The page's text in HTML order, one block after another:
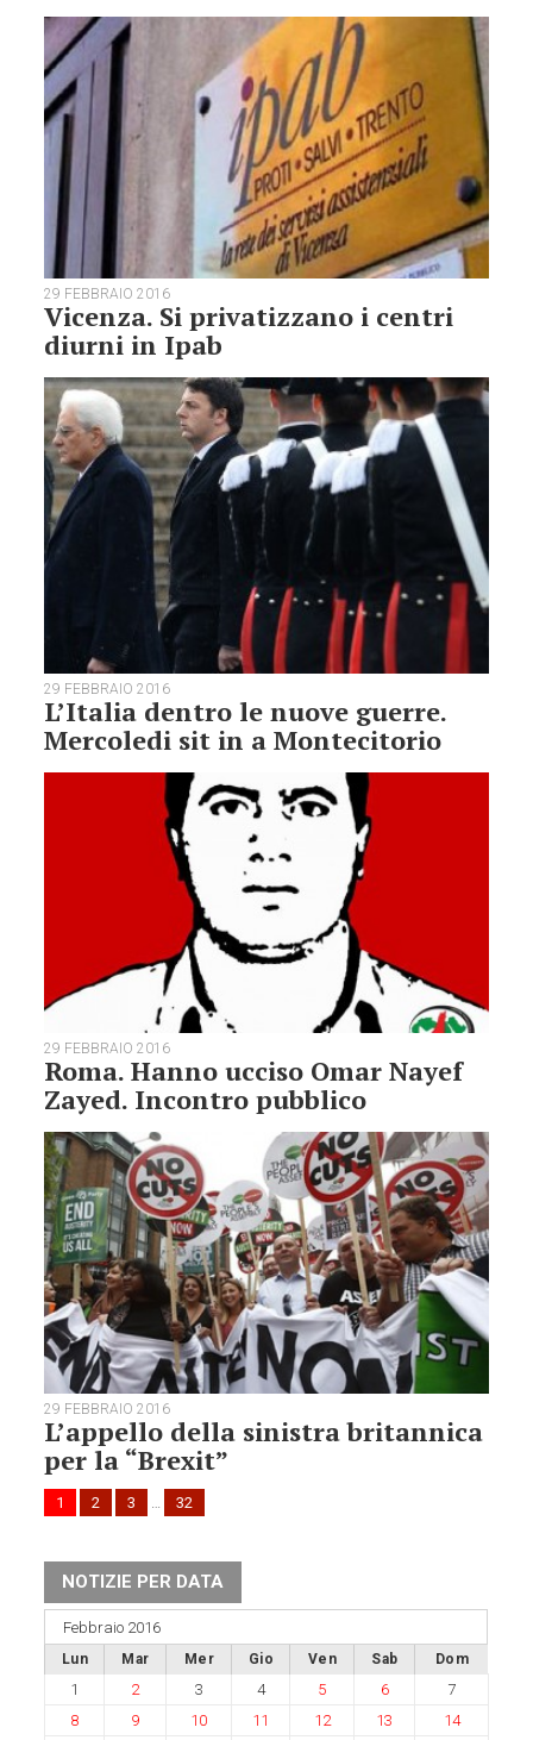
29 FEBBRAIO 2016
Vicenza. Si privatizzano i centri
diurni in Ipab
29 FEBBRAIO 2016
L’Italia dentro le nuove guerre.
Mercoledi sit in a Montecitorio
29 FEBBRAIO 2016
Roma. Hanno ucciso Omar Nayef
Zayed. Incontro pubblico
29 FEBBRAIO 2016
L’appello della sinistra britannica
per la “Brexit”
1 2 3 32
NOTIZIE PER DATA
Febbraio 2016
Lun Mar Mer Gio Ven Sab Dom
1 2 3 4 5 6
7
8
9 10 11 12 13
14